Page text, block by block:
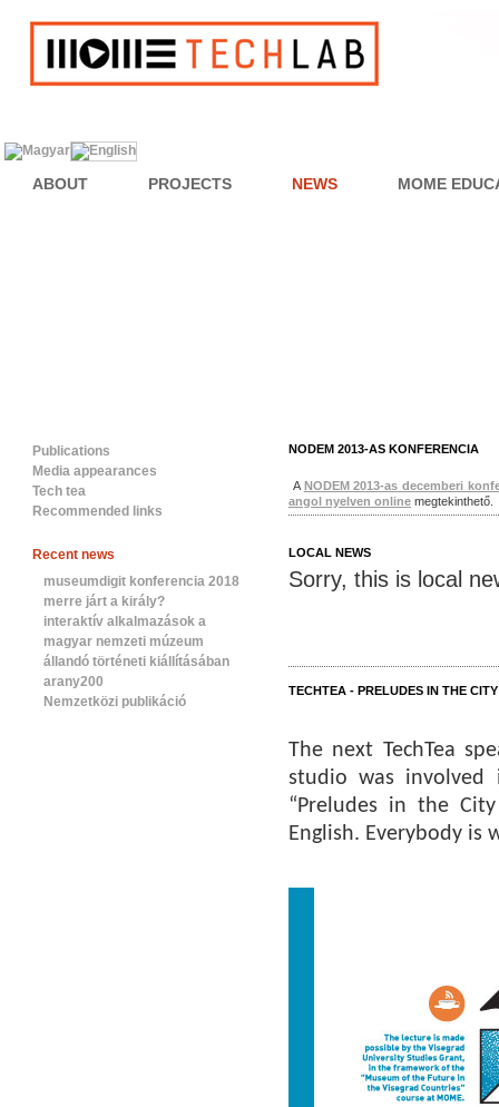
ABOUT PROJECTS NEWS MOME
Publications
Media appearances
Tech tea
Recommended links
Recent news
museumdigit konferencia 2018
merre járt a király?
interaktív alkalmazások a
magyar nemzeti múzeum
állandó történeti kiállításában
arany200
Nemzetközi publikáció
NODEM 2013-AS KONFERENCIA
A NODEM 2013-as decemberi
angol nyelven online megtekinthető.
LOCAL NEWS
Sorry, this is local
TECHTEA - PRELUDES IN THE
The next TechTea
studio was involved
“Preludes in the
English. Everybody is